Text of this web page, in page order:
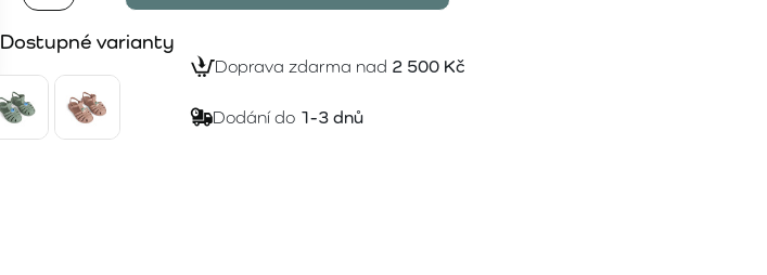
Dostupné varianty
Doprava zdarma nad 2 500 Kč
Dodání do 1-3 dnů